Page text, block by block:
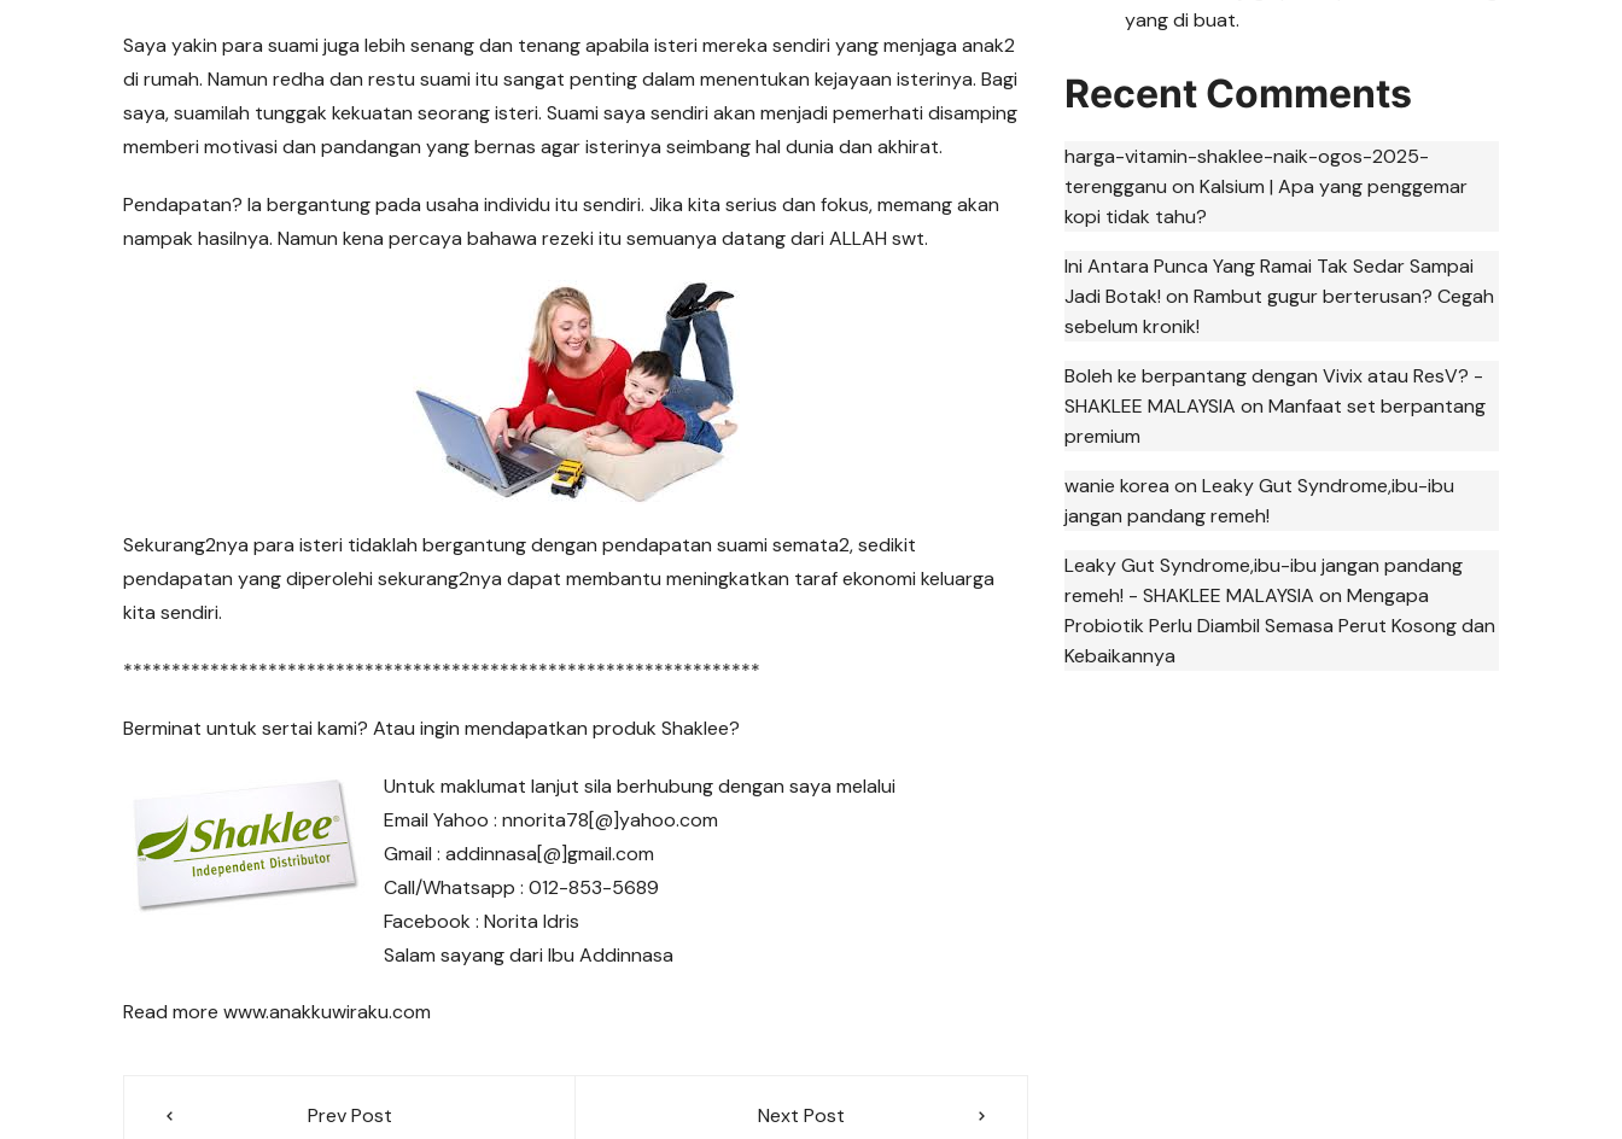
Saya yakin para suami juga lebih senang dan tenang apabila isteri mereka sendiri yang menjaga anak2
di rumah. Namun redha dan restu suami itu sangat penting dalam menentukan kejayaan isterinya. Bagi
saya, suamilah tunggak kekuatan seorang isteri. Suami saya sendiri akan menjadi pemerhati disamping
memberi motivasi dan pandangan yang bernas agar isterinya seimbang hal dunia dan akhirat.
Pendapatan? Ia bergantung pada usaha individu itu sendiri. Jika kita serius dan fokus, memang akan
nampak hasilnya. Namun kena percaya bahawa rezeki itu semuanya datang dari ALLAH swt.
Sekurang2nya para isteri tidaklah bergantung dengan pendapatan suami semata2, sedikit
pendapatan yang diperolehi sekurang2nya dapat membantu meningkatkan taraf ekonomi keluarga
kita sendiri.
******************************************************************
Berminat untuk sertai kami? Atau ingin mendapatkan produk Shaklee?
Untuk maklumat lanjut sila berhubung dengan saya melalui
Email Yahoo : nnorita78[@]yahoo.com
Gmail : addinnasa[@]gmail.com
Call/Whatsapp : 012-853-5689
Facebook : Norita Idris
Salam sayang dari Ibu Addinnasa
Read more www.anakkuwiraku.com
Prev Post Next Post
yang di buat.
Recent Comments
harga-vitamin-shaklee-naik-ogos-2025-
terengganu on Kalsium | Apa yang penggemar
kopi tidak tahu?
Ini Antara Punca Yang Ramai Tak Sedar Sampai
Jadi Botak! on Rambut gugur berterusan? Cegah
sebelum kronik!
Boleh ke berpantang dengan Vivix atau ResV? -
SHAKLEE MALAYSIA on Manfaat set berpantang
premium
wanie korea on Leaky Gut Syndrome,ibu-ibu
jangan pandang remeh!
Leaky Gut Syndrome,ibu-ibu jangan pandang
remeh! - SHAKLEE MALAYSIA on Mengapa
Probiotik Perlu Diambil Semasa Perut Kosong dan
Kebaikannya